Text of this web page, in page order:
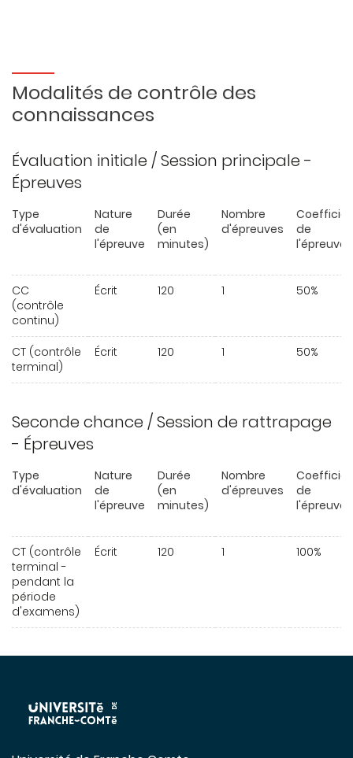
Modalités de contrôle des
connaissances
Évaluation initiale / Session principale -
Épreuves
Type
d'évaluation
Nature
de
l'épreuve
Durée
(en
minutes)
Nombre
d'épreuves
de
l'épreuve
CC
(contrôle
continu)
Écrit 120 1 50%
CT (contrôle
terminal)
Écrit 120 1 50%
Seconde chance / Session de rattrapage
- Épreuves
Type
d'évaluation
Nature
de
l'épreuve
Durée
(en
minutes)
Nombre
d'épreuves
de
l'épreuve
CT (contrôle
terminal -
pendant la
période
d'examens)
Écrit 120 1 100%